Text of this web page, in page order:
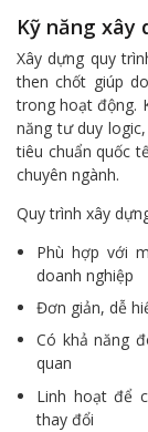
Kỹ năng xây
Xây dựng quy
then chốt giúp
trong hoạt động.
năng tư duy
tiêu chuẩn quốc
chuyên ngành.
Quy trình xây
Phù hợp với
doanh nghiệp
Đơn giản, dễ
Có khả năng
quan
Linh hoạt để
thay đổi